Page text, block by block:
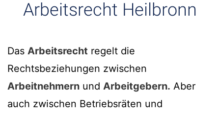
Arbeitsrecht Heilbronn
Das Arbeitsrecht regelt die
Rechtsbeziehungen zwischen
Arbeitnehmern und Arbeitgebern. Aber
auch zwischen Betriebsräten und